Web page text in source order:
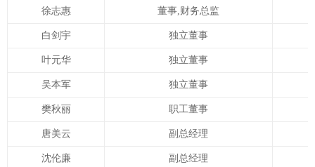
徐志惠 董事,财务总监
白剑宇 独立董事
叶元华 独立董事
吴本军 独立董事
樊秋丽 职工董事
唐美云 副总经理
沈伦廉 副总经理